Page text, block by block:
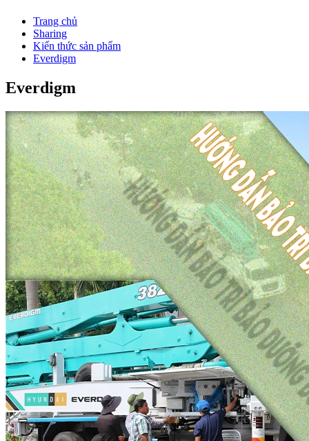
Trang chủ
Sharing
Kiến thức sản phẩm
Everdigm
Everdigm